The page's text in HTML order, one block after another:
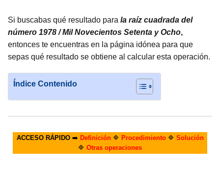
Si buscabas qué resultado para la raíz cuadrada del
número 1978 / Mil Novecientos Setenta y Ocho,
entonces te encuentras en la página idónea para que
sepas qué resultado se obtiene al calcular esta operación.
Índice Contenido
ACCESO RÁPIDO➡️ Definición🔷 Procedimiento🔷 Solución
🔷 Otras operaciones